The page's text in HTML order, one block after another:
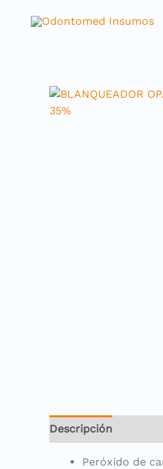
Descripción
Peróxido de